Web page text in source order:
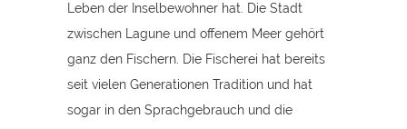
Leben der Inselbewohner hat. Die Stadt
zwischen Lagune und offenem Meer gehört
ganz den Fischern. Die Fischerei hat bereits
seit vielen Generationen Tradition und hat
sogar in den Sprachgebrauch und die